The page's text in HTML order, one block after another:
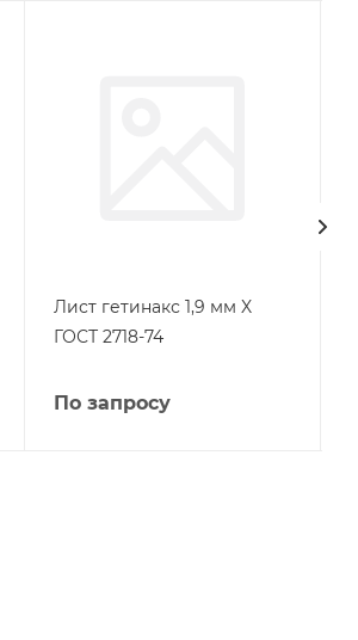
Лист гетинакс 1,9 мм X
ГОСТ 2718-74
По запросу